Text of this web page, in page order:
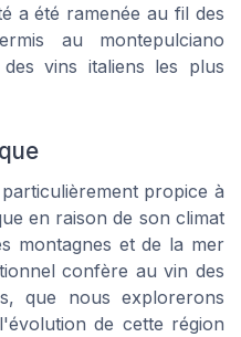
a été ramenée au fil des
au montepulciano
vins italiens les plus
propice à
en raison de son climat
montagnes et de la mer
confère au vin des
que nous explorerons
de cette région